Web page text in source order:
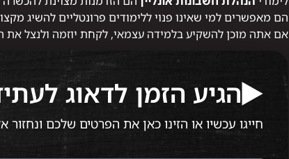
הם מאפשרים למי שאינו פנוי ללימודים פרונטליים להשיג
אם אתה מוכן להשקיע בלמידה עצמאי, לקחת יוזמה ולנצל את
הגיע הזמן לדאוג
חייגו עכשיו או הזינו כאן את הפרטים שלכם